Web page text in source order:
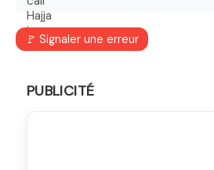
🚩 Signaler une erreur
PUBLICITÉ